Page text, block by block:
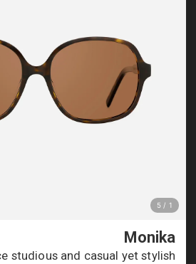
Monika
studious and casual yet stylish